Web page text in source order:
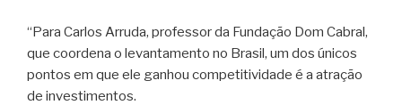
“Para Carlos Arruda, professor da Fundação Dom Cabral,
que coordena o levantamento no Brasil, um dos únicos
pontos em que ele ganhou competitividade é a atração
de investimentos.